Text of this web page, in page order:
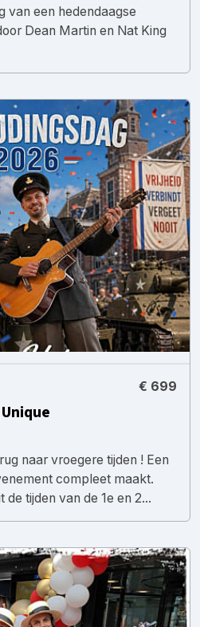
van een hedendaagse
Dean Martin en Nat King
€ 699
naar vroegere tijden ! Een
compleet maakt.
tijden van de 1e en 2...